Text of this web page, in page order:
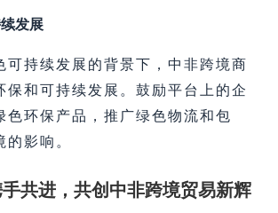
发展
可持续发展的背景下，中非跨境商
保和可持续发展。鼓励平台上的企
色环保产品，推广绿色物流和包
影响。
共进，共创中非跨境贸易新辉